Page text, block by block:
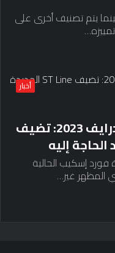
يتم تصنيف أخرى على
أخبار
تجربة فورد إسكيب فيرست درايف 2023: تضيف
فورد إسكيب الحالية
المظهر غير…